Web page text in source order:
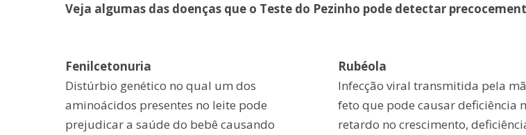
Veja algumas das doenças que o Teste do Pezinho pode detectar
Fenilcetonuria
Distúrbio genético no qual um dos
aminoácidos presentes no leite pode
prejudicar a saúde do bebê causando
Rubéola
Infecção viral transmitida pela
feto que pode causar deficiência
retardo no crescimento,